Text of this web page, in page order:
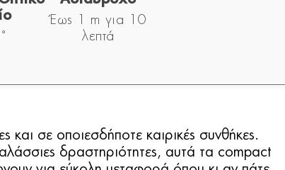
Έως 1 m για 10
λεπτά
και σε οποιεσδήποτε καιρικές συνθήκες.
δραστηριότητες, αυτά τα compact